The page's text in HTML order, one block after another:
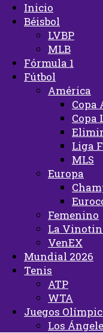
Inicio
Béisbol
LVBP
MLB
Fórmula 1
Fútbol
América
Copa
Copa
Liga
MLS
Europa
Femenino
La
VenEX
Mundial 2026
Tenis
ATP
WTA
Juegos
Los